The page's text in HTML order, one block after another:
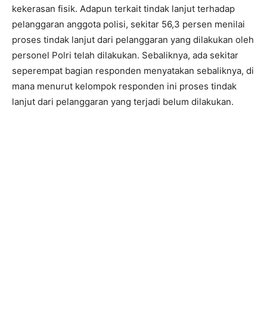
kekerasan fisik. Adapun terkait tindak lanjut terhadap
pelanggaran anggota polisi, sekitar 56,3 persen menilai
proses tindak lanjut dari pelanggaran yang dilakukan oleh
personel Polri telah dilakukan. Sebaliknya, ada sekitar
seperempat bagian responden menyatakan sebaliknya, di
mana menurut kelompok responden ini proses tindak
lanjut dari pelanggaran yang terjadi belum dilakukan.